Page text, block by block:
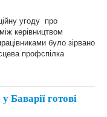
угоду про
керівництвом
було зірвано
профспілка
Баварії готові